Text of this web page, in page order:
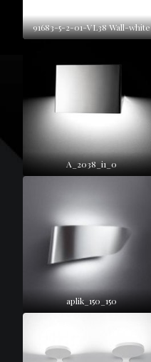
91683-5-2-01-VL38 Wall-white
A_2038_i1_0
aplik_150_150